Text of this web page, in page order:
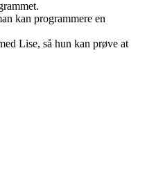
kan programmere en
Lise, så hun kan prøve at